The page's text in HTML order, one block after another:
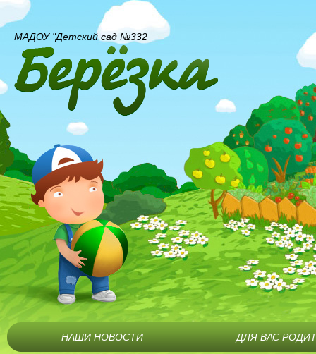
МАДОУ "Детский сад №332
НАШИ НОВОСТИ ДЛЯ ВАС